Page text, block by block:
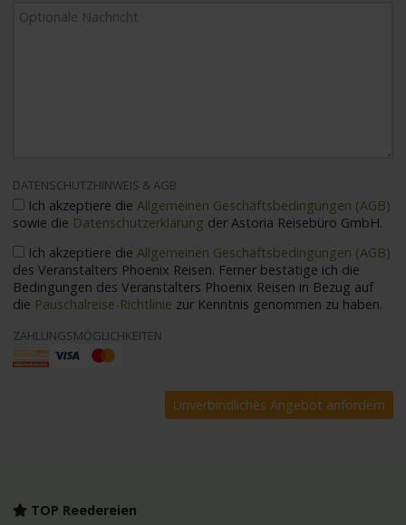
DATENSCHUTZHINWEIS & AGB
Ich akzeptiere dieAllgemeinen Geschäftsbedingungen (AGB)
sowie die Datenschutzerklärung der Astoria Reisebüro GmbH.
Ich akzeptiere dieAllgemeinen Geschäftsbedingungen (AGB)
des Veranstalters Phoenix Reisen. Ferner bestätige ich die
Bedingungen des Veranstalters Phoenix Reisen in Bezug auf
die Pauschalreise-Richtlinie zur Kenntnis genommen zu haben.
ZAHLUNGSMÖGLICHKEITEN
TOP Reedereien